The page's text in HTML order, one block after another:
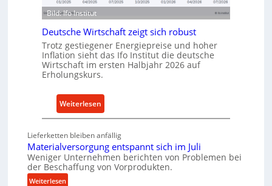
s
t
r
i
e
r
s
t
z
t
ü
r
n
a
c
h
h
a
t
i
g
e
W
Bild: Ifo Institut
Deutsche Wirtschaft zeigt sich robust
Trotz gestiegener Energiepreise und hoher
Inflation sieht das Ifo Institut die deutsche
Wirtschaft im ersten Halbjahr 2026 auf
Erholungskurs.
Weiterlesen
D
u
t
s
Lieferketten bleiben anfällig
Materialversorgung entspannt sich im Juli
Weniger Unternehmen berichten von Problemen bei
der Beschaffung von Vorprodukten.
Weiterlesen: